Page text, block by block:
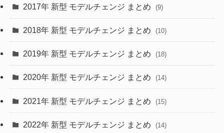
(30)
(27)
(10)
(35)
(10)
(9)
2017年 新型 モデルチェンジ まとめ (9)
2018年 新型 モデルチェンジ まとめ (10)
2019年 新型 モデルチェンジ まとめ (18)
2020年 新型 モデルチェンジ まとめ (14)
2021年 新型 モデルチェンジ まとめ (15)
2022年 新型 モデルチェンジ まとめ (14)